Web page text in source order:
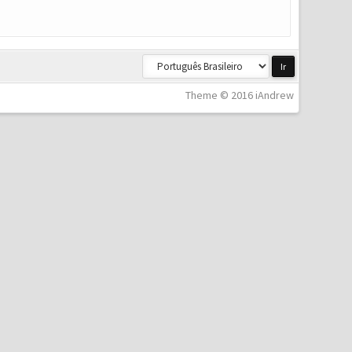
Theme © 2016 iAndrew